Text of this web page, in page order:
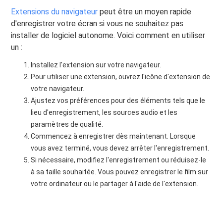
Extensions du navigateur peut être un moyen rapide
d'enregistrer votre écran si vous ne souhaitez pas
installer de logiciel autonome. Voici comment en utiliser
un :
Installez l'extension sur votre navigateur.
Pour utiliser une extension, ouvrez l'icône d'extension de
votre navigateur.
Ajustez vos préférences pour des éléments tels que le
lieu d'enregistrement, les sources audio et les
paramètres de qualité.
Commencez à enregistrer dès maintenant. Lorsque
vous avez terminé, vous devez arrêter l'enregistrement.
Si nécessaire, modifiez l'enregistrement ou réduisez-le
à sa taille souhaitée. Vous pouvez enregistrer le film sur
votre ordinateur ou le partager à l'aide de l'extension.